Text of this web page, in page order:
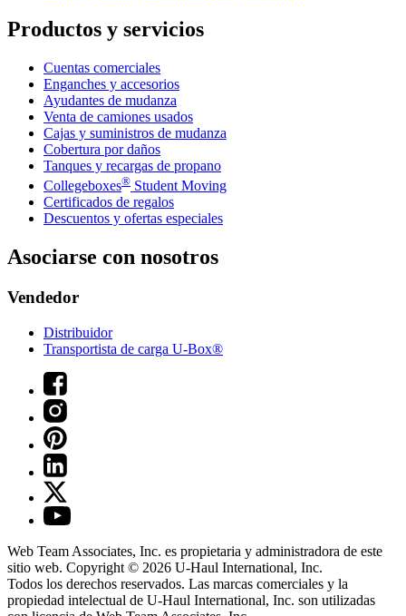
Productos y servicios
Cuentas comerciales
Enganches y accesorios
Ayudantes de mudanza
Venta de camiones usados
Cajas y suministros de mudanza
Cobertura por daños
Tanques y recargas de propano
Collegeboxes® Student Moving
Certificados de regalos
Descuentos y ofertas especiales
Asociarse con nosotros
Vendedor
Distribuidor
Transportista de carga U-Box®
Web Team Associates, Inc. es propietaria y administradora de este
sitio web. Copyright © 2026 U-Haul International, Inc.
Todos los derechos reservados. Las marcas comerciales y la
propiedad intelectual de U-Haul International, Inc. son utilizadas